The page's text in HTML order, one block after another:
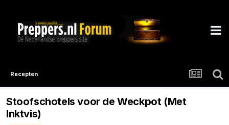
Recepten
Stoofschotels voor de Weckpot (Met
Inktvis)